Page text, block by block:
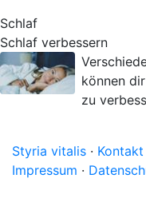
Schlaf
Schlaf verbessern
können
zu
Styria vitalis · Kontakt
Impressum ·